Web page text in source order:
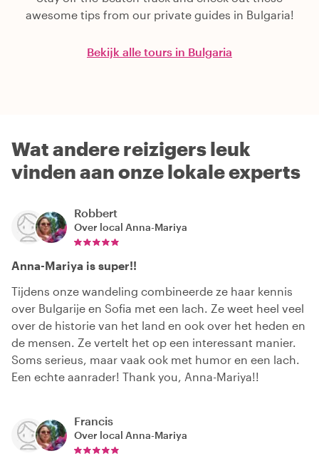
awesome tips from our private guides in Bulgaria!
Bekijk alle tours in Bulgaria
Wat andere reizigers leuk
vinden aan onze lokale experts
Robbert
Over local Anna-Mariya
Anna-Mariya is super!!
Tijdens onze wandeling combineerde ze haar kennis
over Bulgarije en Sofia met een lach. Ze weet heel veel
over de historie van het land en ook over het heden en
de mensen. Ze vertelt het op een interessant manier.
Soms serieus, maar vaak ook met humor en een lach.
Een echte aanrader! Thank you, Anna-Mariya!!
Francis
Over local Anna-Mariya